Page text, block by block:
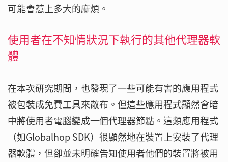
可能會惹上多大的麻煩。
使用者在不知情狀況下執行的其他代理器軟
體
在本次研究期間，也發現了一些可能有害的應用程式
被包裝成免費工具來散布。但這些應用程式顯然會暗
中將使用者電腦變成一個代理器節點。這類應用程式
（如Globalhop SDK）很顯然地在裝置上安裝了代理
器軟體，但卻並未明確告知使用者他們的裝置將被用